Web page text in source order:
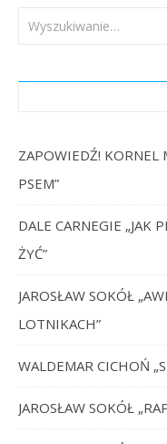
ZAPOWIEDŹ! KORNEL
PSEM”
DALE CARNEGIE „JAK
ŻYĆ”
JAROSŁAW SOKÓŁ
LOTNIKACH”
WALDEMAR CICHOŃ
JAROSŁAW SOKÓŁ